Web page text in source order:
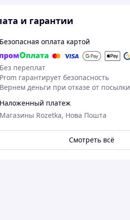
и гарантии
Безопасная оплата картой
Без переплат
Prom гарантирует безопасность
Вернем деньги при отказе от посылки
Наложенный платеж
Магазины Rozetka, Нова Пошта
Смотреть всё
21.10.2024
Оксана Н.